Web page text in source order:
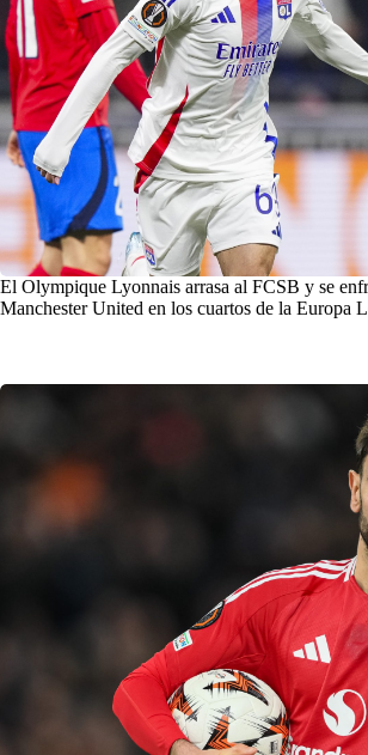
El Olympique Lyonnais arrasa al FCSB y se
Manchester United en los cuartos de la Europa